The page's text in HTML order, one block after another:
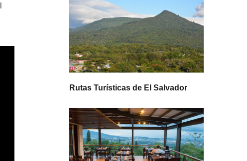
Rutas Turísticas de El Salvador